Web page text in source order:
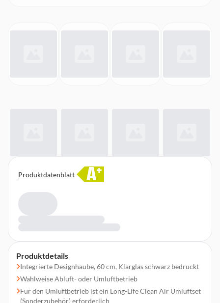
Produktdetails
Integrierte Designhaube, 60 cm, Klarglas schwarz bedruckt
Wahlweise Abluft- oder Umluftbetrieb
Für den Umluftbetrieb ist ein Long-Life Clean Air Umluftset
(Sonderzubehör) erforderlich
A+
Produktdatenblatt